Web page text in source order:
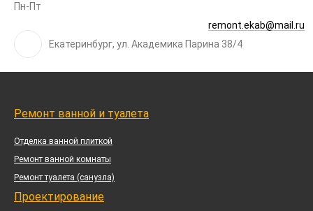
Пн-Пт
Екатеринбург, ул. Академика Парина 38/4
remont.ekab@mail.ru
Ремонт ванной и туалета
Отделка ванной плиткой
Ремонт ванной комнаты
Ремонт туалета (санузла)
Проектирование